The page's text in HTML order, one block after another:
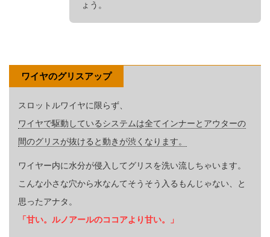
ょう。
ワイヤのグリスアップ
スロットルワイヤに限らず、
ワイヤで駆動しているシステムは全てインナーとアウターの
間のグリスが抜けると動きが渋くなります。
ワイヤー内に水分が侵入してグリスを洗い流しちゃいます。
こんな小さな穴から水なんてそうそう入るもんじゃない、と
思ったアナタ。
「甘い。ルノアールのココアより甘い。」